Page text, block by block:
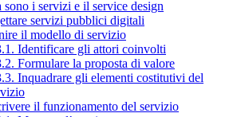
sono i servizi e il service design
servizi pubblici digitali
il modello di servizio
Identificare gli attori coinvolti
Formulare la proposta di valore
Inquadrare gli elementi costitutivi del
il funzionamento del servizio